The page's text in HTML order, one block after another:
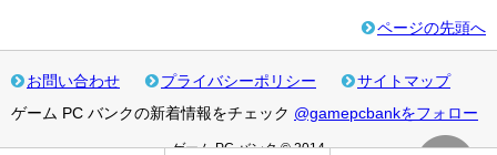
ページの先頭へ
お問い合わせ プライバシーポリシー
サイトマップ
ゲーム PC バンクの新着情報をチェック @gamepcbankをフォロー
ゲーム PC バンク © 2014